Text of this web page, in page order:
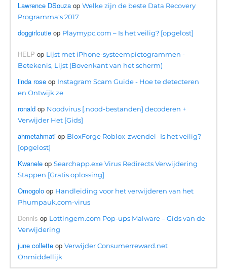
Lawrence DSouza opWelke zijn de beste Data Recovery
Programma's 2017
doggirlcutie op Playmypc.com – Is het veilig? [opgelost]
HELP op Lijst met iPhone-systeempictogrammen -
Betekenis, Lijst (Bovenkant van het scherm)
linda rose op Instagram Scam Guide - Hoe te detecteren
en Ontwijk ze
ronald op Noodvirus [.nood-bestanden] decoderen +
Verwijder Het [Gids]
ahmetahmati op BloxForge Roblox-zwendel- Is het veilig?
[opgelost]
Kwanele opSearchapp.exe Virus Redirects Verwijdering
Stappen [Gratis oplossing]
Omogolo op Handleiding voor het verwijderen van het
Phumpauk.com-virus
Dennis op Lottingem.com Pop-ups Malware – Gids van de
Verwijdering
june collette opVerwijder Consumerreward.net
Onmiddellijk